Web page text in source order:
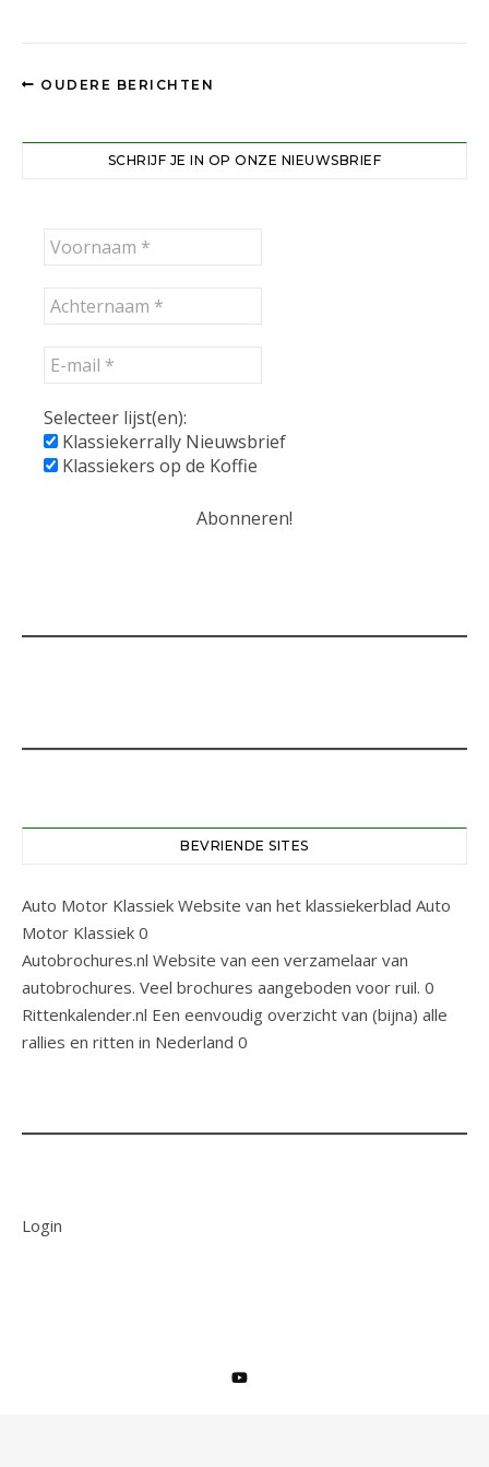
OUDERE BERICHTEN
SCHRIJF JE IN OP ONZE NIEUWSBRIEF
Selecteer lijst(en):
Klassiekerrally Nieuwsbrief
Klassiekers op de Koffie
BEVRIENDE SITES
Auto Motor Klassiek Website van het klassiekerblad Auto
Motor Klassiek 0
Autobrochures.nl Website van een verzamelaar van
autobrochures. Veel brochures aangeboden voor ruil. 0
Rittenkalender.nl Een eenvoudig overzicht van (bijna) alle
rallies en ritten in Nederland 0
Login